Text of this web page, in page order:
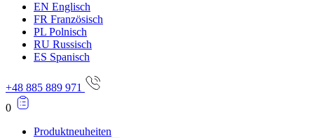
EN Englisch
FR Französisch
PL Polnisch
RU Russisch
ES Spanisch
+48 885 889 971
0
Produktneuheiten
Marketing-Cookies werden verwendet, um Benutzer
einzelnen Benutzer relevant und ansprechend sind und
Nicht kategorisiert.
Andere nicht kategorisierte Cookies sind solche, die